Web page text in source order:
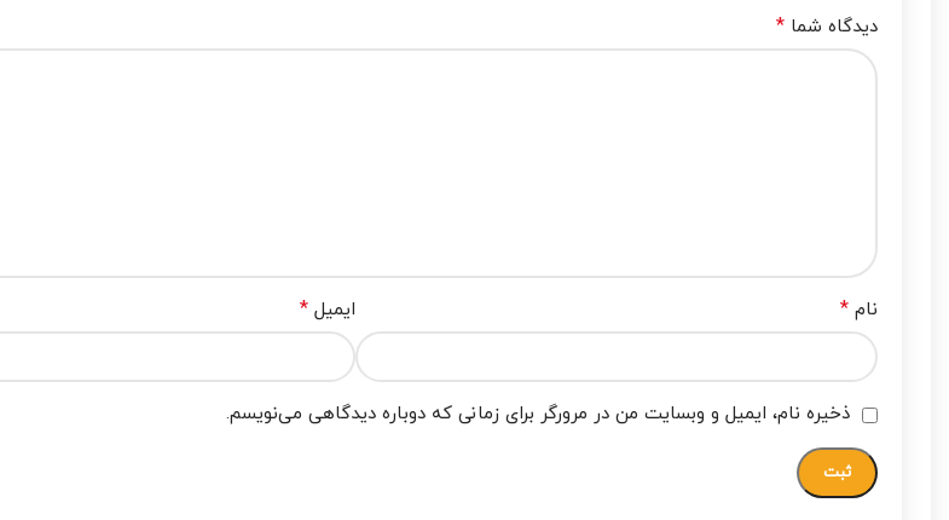
دیدگاه شما *
نام * ایمیل *
ذخیره نام، ایمیل و وبسایت من در مرورگر برای زمانی که دوباره دیدگاهی می‌نویسم.